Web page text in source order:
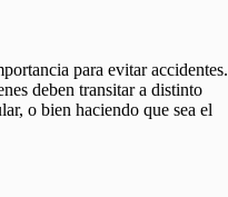
para evitar accidentes.
deben transitar a distinto
o bien haciendo que sea el